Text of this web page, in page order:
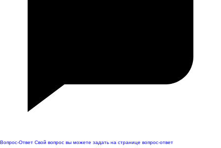
Вопрос-Ответ Свой вопрос вы можете задать на странице вопрос-ответ